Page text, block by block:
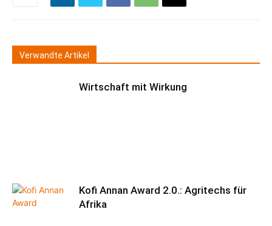
Verwandte Artikel
Wirtschaft mit Wirkung
Kofi Annan Award 2.0.: Agritechs für
Afrika